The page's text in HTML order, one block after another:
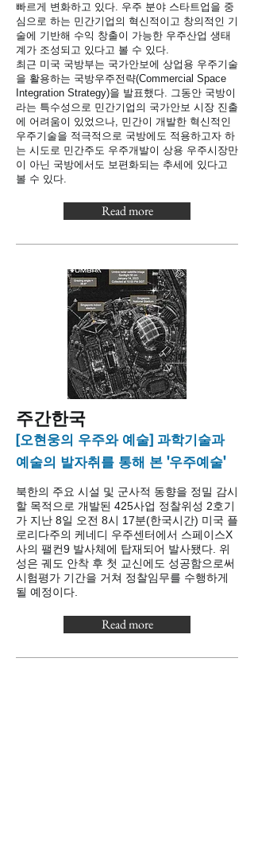
빠르게 변화하고 있다. 우주 분야 스타트업을 중
심으로 하는 민간기업의 혁신적이고 창의적인 기
술에 기반해 수익 창출이 가능한 우주산업 생태
계가 조성되고 있다고 볼 수 있다.
최근 미국 국방부는 국가안보에 상업용 우주기술
을 활용하는 국방우주전략(Commercial Space
Integration Strategy)을 발표했다. 그동안 국방이
라는 특수성으로 민간기업의 국가안보 시장 진출
에 어려움이 있었으나, 민간이 개발한 혁신적인
우주기술을 적극적으로 국방에도 적용하고자 하
는 시도로 민간주도 우주개발이 상용 우주시장만
이 아닌 국방에서도 보편화되는 추세에 있다고
볼 수 있다.
Read more
​주간한국
[오현웅의 우주와 예술] 과학기술과
예술의 발자취를 통해 본 '우주예술'
북한의 주요 시설 및 군사적 동향을 정밀 감시
할 목적으로 개발된 425사업 정찰위성 2호기
가 지난 8일 오전 8시 17분(한국시간) 미국 플
로리다주의 케네디 우주센터에서 스페이스X
사의 팰컨9 발사체에 탑재되어 발사됐다. 위
성은 궤도 안착 후 첫 교신에도 성공함으로써
시험평가 기간을 거쳐 정찰임무를 수행하게
될 예정이다.
Read more